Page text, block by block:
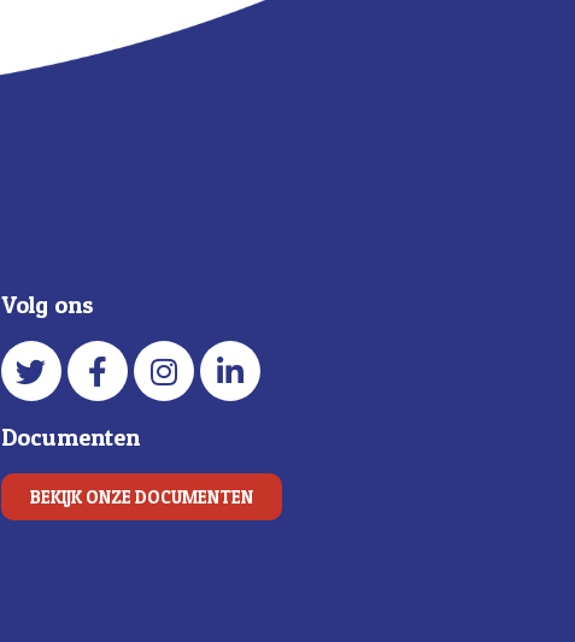
Volg ons
Documenten
BEKIJK ONZE DOCUMENTEN